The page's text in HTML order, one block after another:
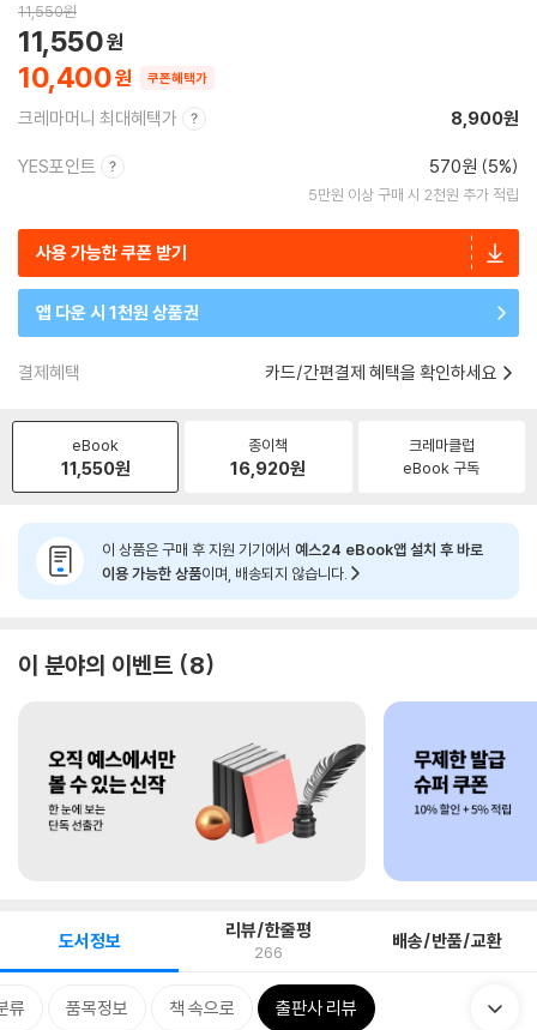
11,550원
10,400
11,550
쿠폰혜택가
크레마머니 최대혜택가 8,900원
YES포인트 570원 (5%)
5만원 이상 구매 시 2천원 추가 적립
사용 가능한 쿠폰 받기
앱 다운 시 1천원 상품권
결제혜택 카드/간편결제 혜택을 확인하세요
eBook
11,550원
종이책
16,920원
크레마클럽
eBook 구독
이 상품은 구매 후 지원 기기에서 예스24 eBook앱 설치 후 바로
이용 가능한 상품이며, 배송되지 않습니다.
이 분야의 이벤트 8
도서정보 리뷰/한줄평
266 배송/반품/교환
류 품목정보 책 속으로 출판사 리뷰